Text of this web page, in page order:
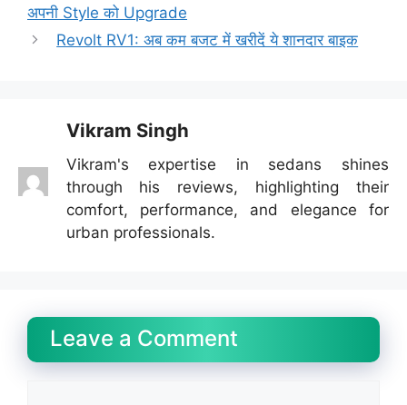
अपनी Style को Upgrade
Revolt RV1: अब कम बजट में खरीदें ये शानदार बाइक
Vikram Singh
Vikram's expertise in sedans shines
through his reviews, highlighting their
comfort, performance, and elegance for
urban professionals.
Leave a Comment